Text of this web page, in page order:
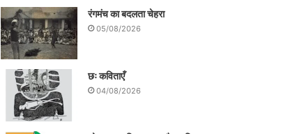
रंगमंच का बदलता चेहरा
05/08/2026
छः कविताएँ
04/08/2026